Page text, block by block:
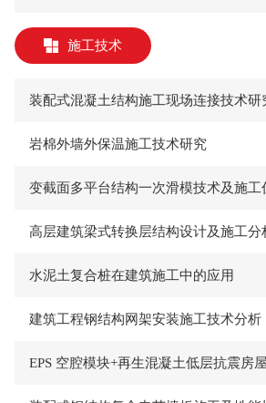
施工技术
装配式混凝土结构施工现场连接技术研
岩棉外墙外保温施工技术研究
变截面多平台结构一次滑模技术及施工
高层建筑梁式转换层结构设计及施工分
水泥土复合桩在建筑施工中的应用
建筑工程钢结构网架安装施工技术分析